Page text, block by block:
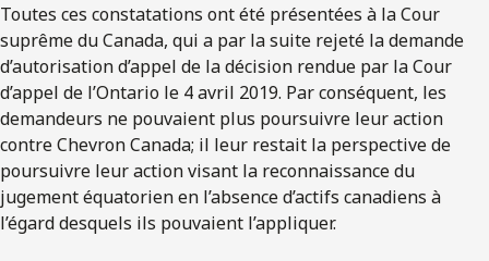
Toutes ces constatations ont été présentées à la Cour
suprême du Canada, qui a par la suite rejeté la demande
d’autorisation d’appel de la décision rendue par la Cour
d’appel de l’Ontario le 4 avril 2019. Par conséquent, les
demandeurs ne pouvaient plus poursuivre leur action
contre Chevron Canada; il leur restait la perspective de
poursuivre leur action visant la reconnaissance du
jugement équatorien en l’absence d’actifs canadiens à
l’égard desquels ils pouvaient l’appliquer.